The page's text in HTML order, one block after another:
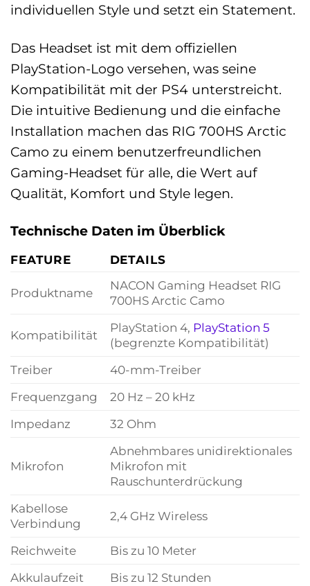
individuellen Style und setzt ein Statement.
Das Headset ist mit dem offiziellen
PlayStation-Logo versehen, was seine
Kompatibilität mit der PS4 unterstreicht.
Die intuitive Bedienung und die einfache
Installation machen das RIG 700HS Arctic
Camo zu einem benutzerfreundlichen
Gaming-Headset für alle, die Wert auf
Qualität, Komfort und Style legen.
Technische Daten im Überblick
FEATURE DETAILS
Produktname
NACON Gaming Headset RIG
700HS Arctic Camo
Kompatibilität
PlayStation 4, PlayStation 5
(begrenzte Kompatibilität)
Treiber
40-mm-Treiber
Frequenzgang
20 Hz – 20 kHz
Impedanz
32 Ohm
Mikrofon
Abnehmbares unidirektionales
Mikrofon mit
Rauschunterdrückung
Kabellose
Verbindung
2,4 GHz Wireless
Reichweite
Bis zu 10 Meter
Akkulaufzeit
Bis zu 12 Stunden